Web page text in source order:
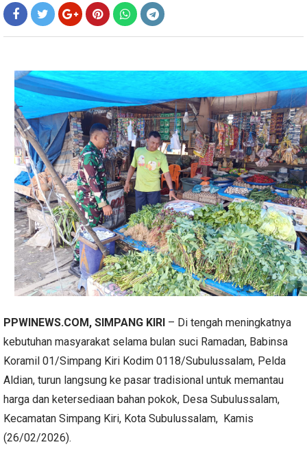
PPWINEWS.COM, SIMPANG KIRI – Di tengah meningkatnya
kebutuhan masyarakat selama bulan suci Ramadan, Babinsa
Koramil 01/Simpang Kiri Kodim 0118/Subulussalam, Pelda
Aldian, turun langsung ke pasar tradisional untuk memantau
harga dan ketersediaan bahan pokok, Desa Subulussalam,
Kecamatan Simpang Kiri, Kota Subulussalam, Kamis
(26/02/2026).